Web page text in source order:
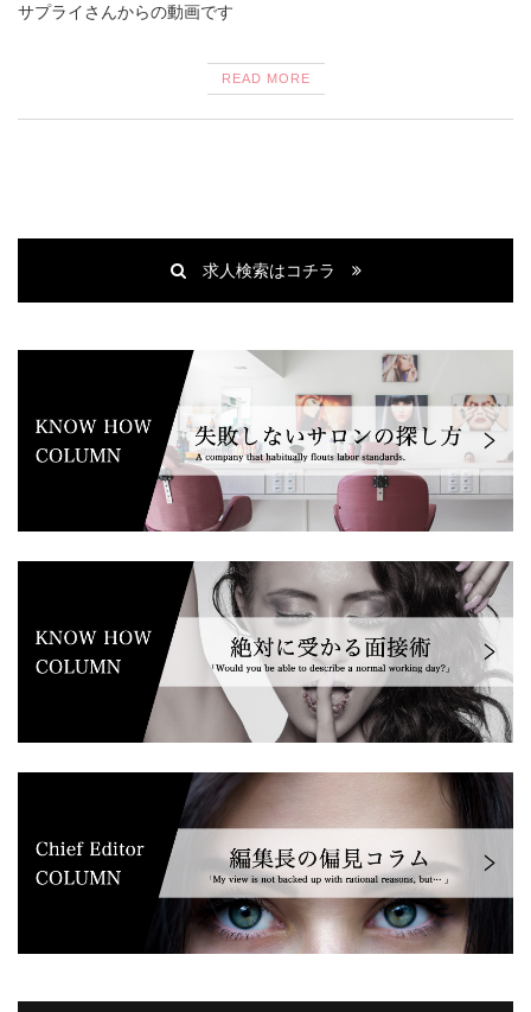
サプライさんからの動画です
READ MORE
求人検索はコチラ